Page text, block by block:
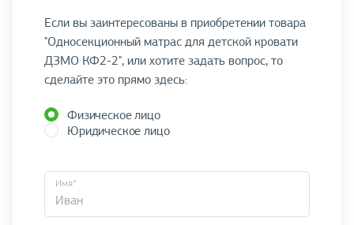
Если вы заинтересованы в приобретении товара
"Односекционный матрас для детской кровати
ДЗМО КФ2-2", или хотите задать вопрос, то
сделайте это прямо здесь:
Физическое лицо
Юридическое лицо
Имя*